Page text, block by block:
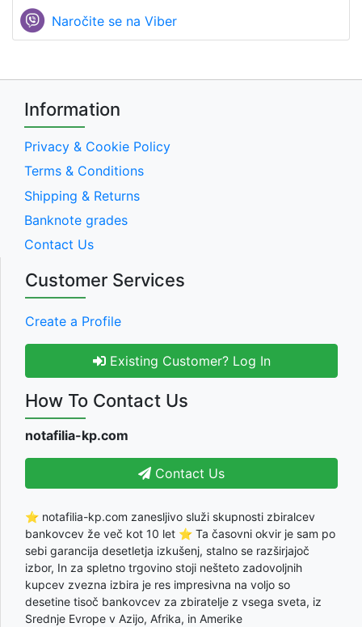
Naročite se na Viber
Information
Privacy & Cookie Policy
Terms & Conditions
Shipping & Returns
Banknote grades
Contact Us
Customer Services
Create a Profile
Existing Customer? Log In
How To Contact Us
notafilia-kp.com
Contact Us
⭐ notafilia-kp.com zanesljivo služi skupnosti zbiralcev
bankovcev že več kot 10 let ⭐ Ta časovni okvir je sam po
sebi garancija desetletja izkušenj, stalno se razširjajoč
izbor, In za spletno trgovino stoji nešteto zadovoljnih
kupcev zvezna izbira je res impresivna na voljo so
desetine tisoč bankovcev za zbiratelje z vsega sveta, iz
Srednje Evrope v Azijo, Afrika, in Amerike